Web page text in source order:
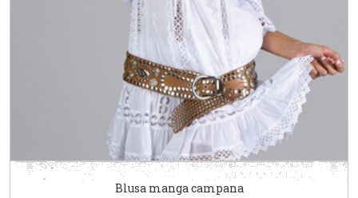
Blusa manga campana